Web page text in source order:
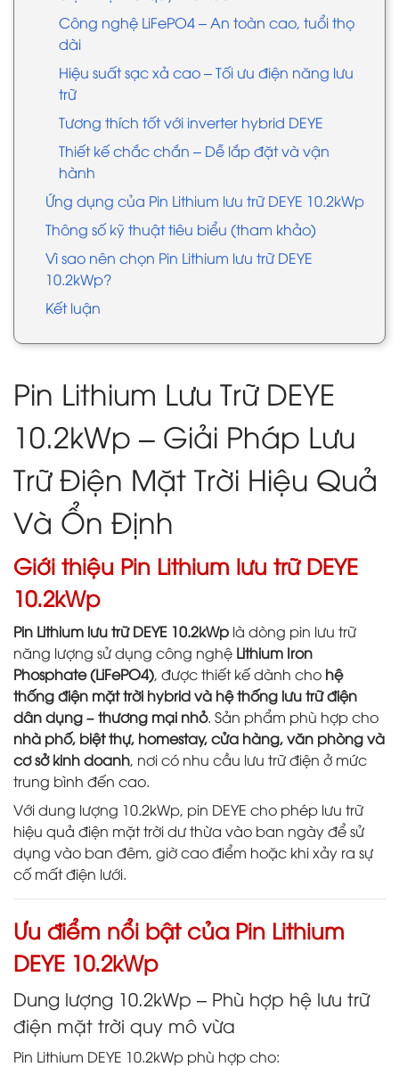
Công nghệ LiFePO4 – An toàn cao, tuổi thọ
dài
Hiệu suất sạc xả cao – Tối ưu điện năng lưu
trữ
Tương thích tốt với inverter hybrid DEYE
Thiết kế chắc chắn – Dễ lắp đặt và vận
hành
Ứng dụng của Pin Lithium lưu trữ DEYE 10.2kWp
Thông số kỹ thuật tiêu biểu (tham khảo)
Vì sao nên chọn Pin Lithium lưu trữ DEYE
10.2kWp?
Kết luận
Pin Lithium Lưu Trữ DEYE
10.2kWp – Giải Pháp Lưu
Trữ Điện Mặt Trời Hiệu Quả
Và Ổn Định
Giới thiệu Pin Lithium lưu trữ DEYE
10.2kWp
Pin Lithium lưu trữ DEYE 10.2kWp là dòng pin lưu trữ
năng lượng sử dụng công nghệ Lithium Iron
Phosphate (LiFePO4), được thiết kế dành cho hệ
thống điện mặt trời hybrid và hệ thống lưu trữ điện
dân dụng – thương mại nhỏ. Sản phẩm phù hợp cho
nhà phố, biệt thự, homestay, cửa hàng, văn phòng và
cơ sở kinh doanh, nơi có nhu cầu lưu trữ điện ở mức
trung bình đến cao.
Với dung lượng 10.2kWp, pin DEYE cho phép lưu trữ
hiệu quả điện mặt trời dư thừa vào ban ngày để sử
dụng vào ban đêm, giờ cao điểm hoặc khi xảy ra sự
cố mất điện lưới.
Ưu điểm nổi bật của Pin Lithium
DEYE 10.2kWp
Dung lượng 10.2kWp – Phù hợp hệ lưu trữ
điện mặt trời quy mô vừa
Pin Lithium DEYE 10.2kWp phù hợp cho: